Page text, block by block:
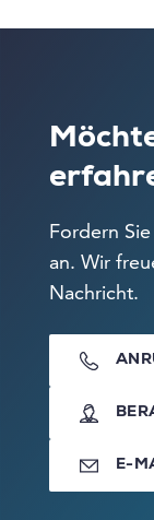
Fordern
an. Wir
Nachricht.
E-